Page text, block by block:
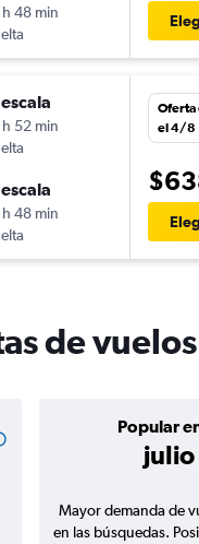
h 48 min
escala
52 min
escala
h 48 min
Oferta
el 4/8
de
Popular
julio
Mayor demanda de
en las búsquedas.